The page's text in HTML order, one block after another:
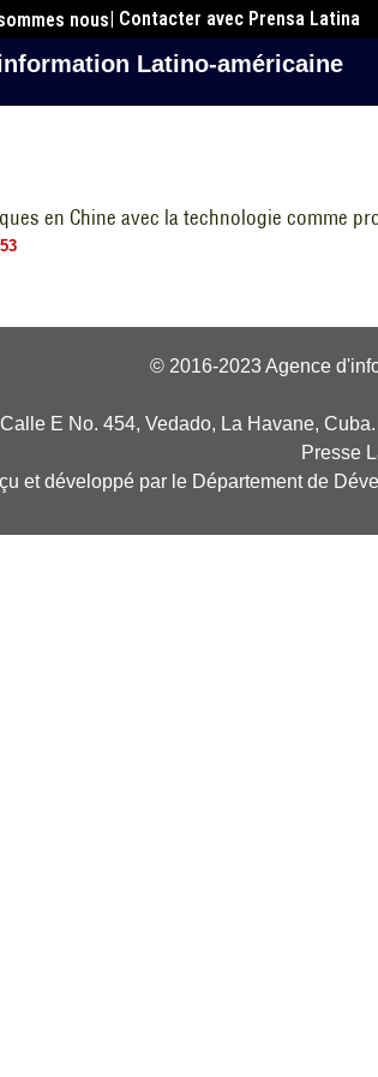
nous| Contacter avec Prensa Latina
Latino-américaine
en Chine avec la technologie comme
© 2016-2023 Agence
Calle E No. 454, Vedado, La Havane,
Presse
et développé par le Département de